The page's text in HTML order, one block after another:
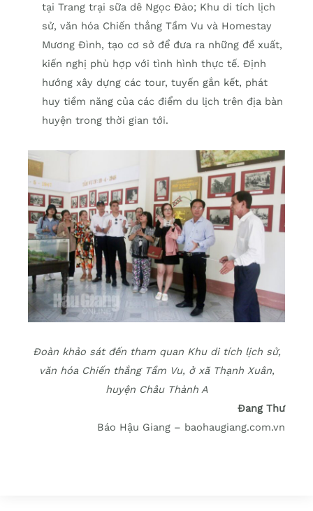
tại Trang trại sữa dê Ngọc Đào; Khu di tích lịch
sử, văn hóa Chiến thắng Tầm Vu và Homestay
Mương Đình, tạo cơ sở để đưa ra những đề xuất,
kiến nghị phù hợp với tình hình thực tế. Định
hướng xây dựng các tour, tuyến gắn kết, phát
huy tiềm năng của các điểm du lịch trên địa bàn
huyện trong thời gian tới.
Đoàn khảo sát đến tham quan Khu di tích lịch sử,
văn hóa Chiến thắng Tầm Vu, ở xã Thạnh Xuân,
huyện Châu Thành A
Đang Thư
Báo Hậu Giang – baohaugiang.com.vn